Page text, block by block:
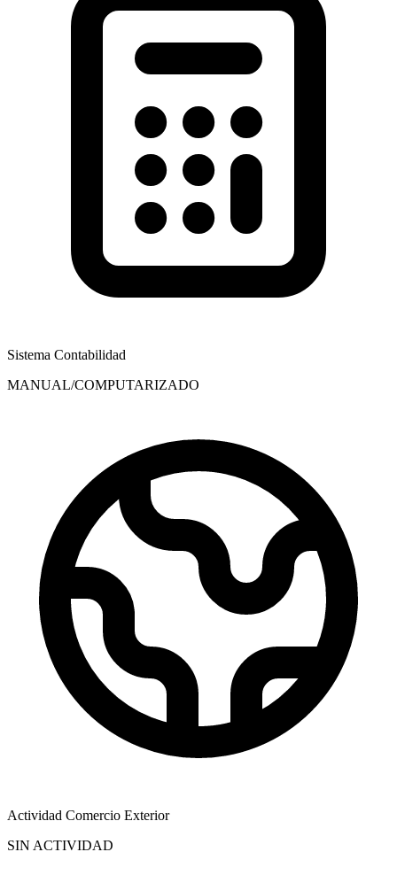
Sistema Contabilidad
MANUAL/COMPUTARIZADO
Actividad Comercio Exterior
SIN ACTIVIDAD